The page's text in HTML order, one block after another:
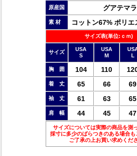
原産国 グアテマラ
素 材 コットン67% ポリエ
サイズ表(単位:ｃｍ)
サイズ
USA
S
USA
M
L
胸 囲 104 110
着 丈 65 66 69
袖 丈 61 63 65
肩 幅 44 45 47
サイズについては実際の商品を測
採寸に多少のばらつきのある場合も
ご了承の上お買い求めくださ